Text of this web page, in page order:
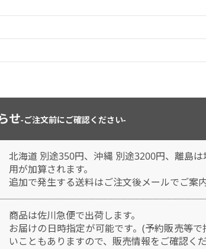
せ-ご注文前にご確認ください-
北海道 別途350円、沖縄 別途3200円、離島
用が加算されます。
追加で発生する送料はご注文後メールでご案内
商品は佐川急便で出荷します。
お届けの日時指定が可能です。(予約販売等
いこともありますので、販売情報をご確認く